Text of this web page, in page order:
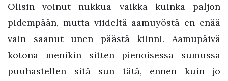
Olisin voinut nukkua vaikka kuinka paljon
pidempään, mutta viideltä aamuyöstä en enää
vain saanut unen päästä kiinni. Aamupäivä
kotona menikin sitten pienoisessa sumussa
puuhastellen sitä sun tätä, ennen kuin jo